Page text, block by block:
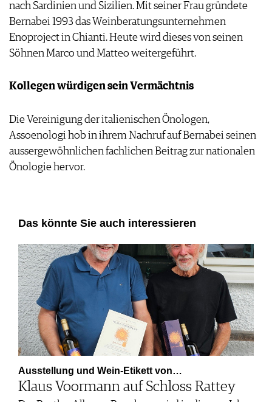
nach Sardinien und Sizilien. Mit seiner Frau gründete
Bernabei 1993 das Weinberatungsunternehmen
Enoproject in Chianti. Heute wird dieses von seinen
Söhnen Marco und Matteo weitergeführt.
Kollegen würdigen sein Vermächtnis
Die Vereinigung der italienischen Önologen,
Assoenologi hob in ihrem Nachruf auf Bernabei seinen
aussergewöhnlichen fachlichen Beitrag zur nationalen
Önologie hervor.
Das könnte Sie auch interessieren
Ausstellung und Wein-Etikett von…
Klaus Voormann auf Schloss Rattey